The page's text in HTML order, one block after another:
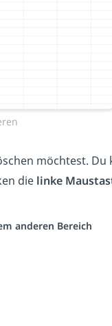
möchtest.
die linke
anderen Bereich